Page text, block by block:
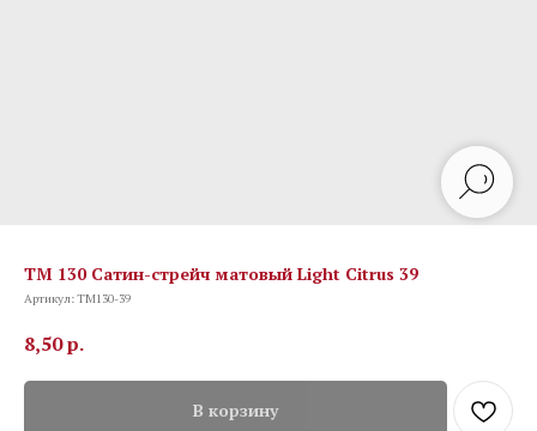
TM 130 Сатин-стрейч матовый Light Citrus 39
Артикул:TM130-39
8,50р.
В корзину